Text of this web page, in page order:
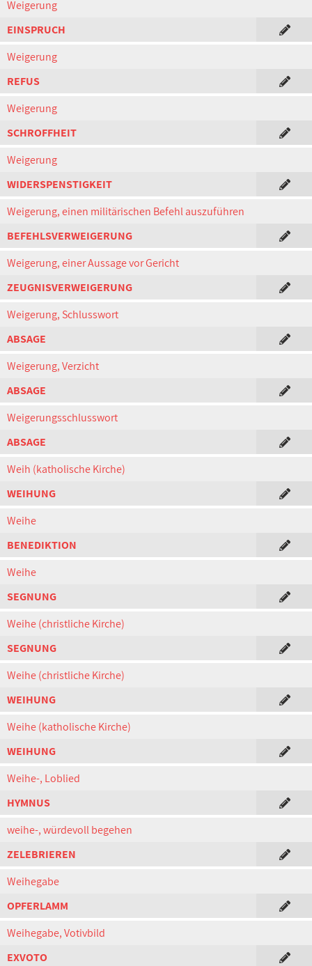
Weigerung
EINSPRUCH
Weigerung
REFUS
Weigerung
SCHROFFHEIT
Weigerung
WIDERSPENSTIGKEIT
Weigerung, einen militärischen Befehl auszuführen
BEFEHLSVERWEIGERUNG
Weigerung, einer Aussage vor Gericht
ZEUGNISVERWEIGERUNG
Weigerung, Schlusswort
ABSAGE
Weigerung, Verzicht
ABSAGE
Weigerungsschlusswort
ABSAGE
Weih (katholische Kirche)
WEIHUNG
Weihe
BENEDIKTION
Weihe
SEGNUNG
Weihe (christliche Kirche)
SEGNUNG
Weihe (christliche Kirche)
WEIHUNG
Weihe (katholische Kirche)
WEIHUNG
Weihe-, Loblied
HYMNUS
weihe-, würdevoll begehen
ZELEBRIEREN
Weihegabe
OPFERLAMM
Weihegabe, Votivbild
EXVOTO